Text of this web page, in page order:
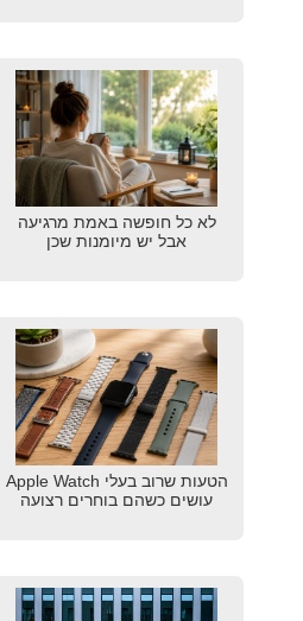
לא כל חופשה באמת מרגיעה
אבל יש מיומנות שכן
הטעות שרוב בעלי Apple Watch
עושים כשהם בוחרים רצועה